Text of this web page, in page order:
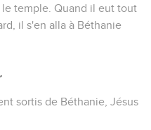
le temple. Quand il eut tout
il s'en alla à Béthanie
sortis de Béthanie, Jésus